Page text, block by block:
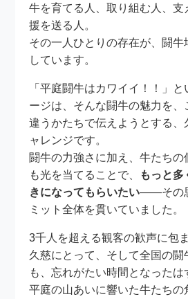
牛を育てる人、取り組む人、支
援を送る人。
その一人ひとりの存在が、闘牛
しています。
「平庭闘牛はカワイイ！！」
ージは、そんな闘牛の魅力を、
違うかたちで伝えようとする、
ャレンジです。
闘牛の力強さに加え、牛たちの
も光を当てることで、
もっと
きになってもらいたい——その
ミット全体を貫いていました。
3千人を超える観客の歓声に包
久慈にとって、そして全国の闘
も、忘れがたい時間となったは
平庭の山あいに響いた牛たちの